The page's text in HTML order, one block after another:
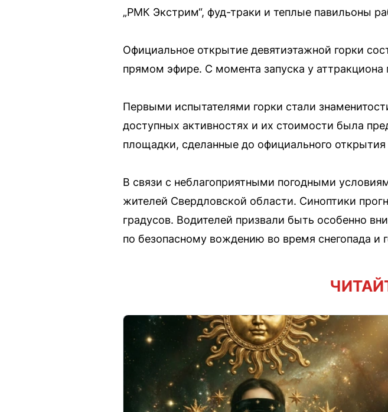
„РМК Экстрим“, фуд-траки и теплые павильоны
Официальное открытие девятиэтажной горки
прямом эфире. С момента запуска у
Первыми испытателями горки стали
доступных активностях и их стоимости была
площадки, сделанные до официального открытия
В связи с неблагоприятными погодными
жителей Свердловской области. Синоптики
градусов. Водителей призвали быть особенно
по безопасному вождению во время снегопада и